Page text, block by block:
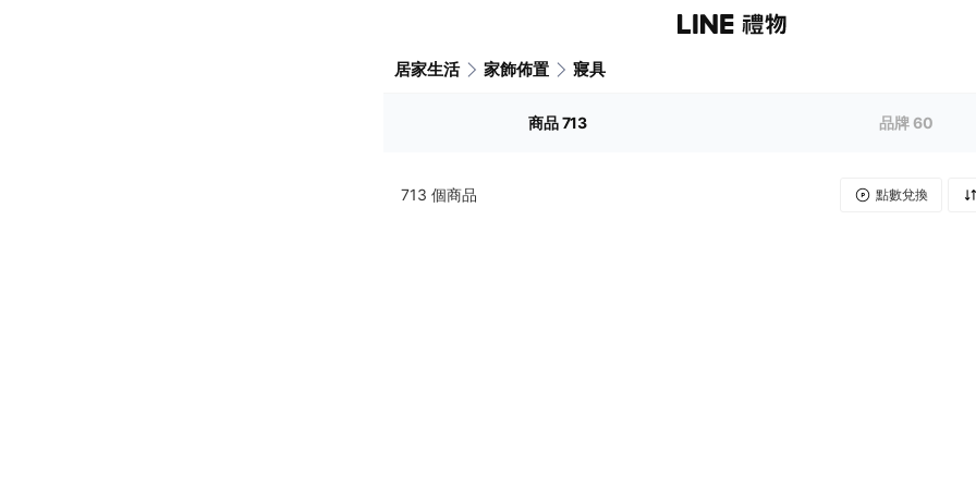
居家生活 家飾佈置 寢具
商品713 品牌60
713 個商品 點數兌換